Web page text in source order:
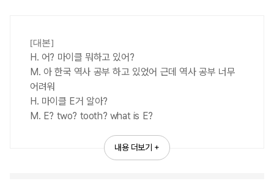
i
[대본]
H. 어? 마이클 뭐하고 있어?
M. 아 한국 역사 공부 하고 있었어 근데 역사 공부 너무
어려워
H. 마이클 E거 알아?
M. E? two? tooth? what is E?
기록들을 볼 수 있고, 한국정책방송원에서 운영하는
내용 더보기 +